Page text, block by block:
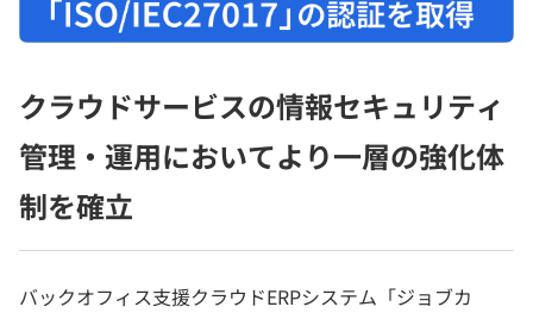
クラウドサービスの情報セキュリティ
管理・運用においてより一層の強化体
制を確立
バックオフィス支援クラウドERPシステム「ジョブカ